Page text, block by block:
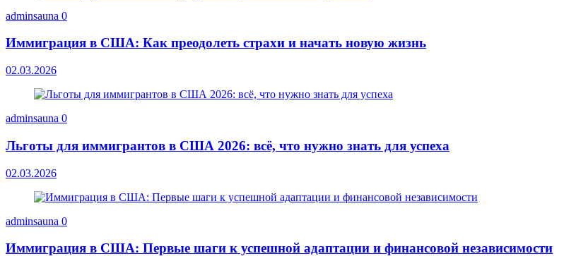
adminsauna 0
Иммиграция в США: Как преодолеть страхи и начать новую жизнь
02.03.2026
adminsauna 0
Льготы для иммигрантов в США 2026: всё, что нужно знать для успеха
02.03.2026
adminsauna 0
Иммиграция в США: Первые шаги к успешной адаптации и финансовой независимости